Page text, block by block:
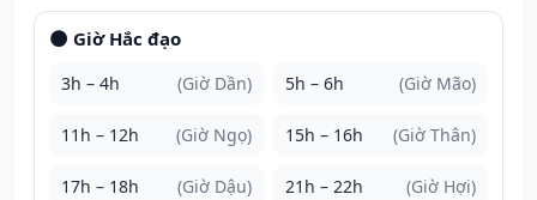
🌑 Giờ Hắc đạo
3h – 4h (Giờ Dần) 5h – 6h (Giờ Mão)
11h – 12h (Giờ Ngọ) 15h – 16h (Giờ Thân)
17h – 18h (Giờ Dậu) 21h – 22h (Giờ Hợi)